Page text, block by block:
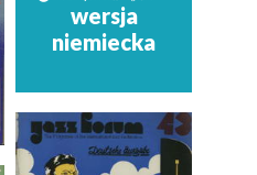
wersja
niemiecka